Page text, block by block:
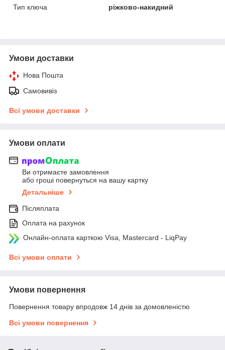
Тип ключа
ріжково-накидний
Умови доставки
Нова Пошта
Самовивіз
Всі умови доставки
Умови оплати
Ви отримаєте замовлення
або гроші повернуться на вашу картку
Детальніше
Післяплата
Оплата на рахунок
Онлайн-оплата карткою Visa, Mastercard - LiqPay
Всі умови оплати
Умови повернення
Повернення товару впродовж 14 днів за домовленістю
Всі умови повернення